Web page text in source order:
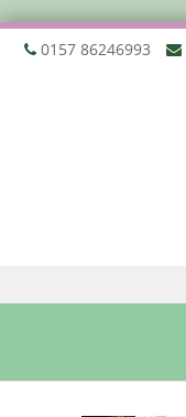
‭0157 86246993‬